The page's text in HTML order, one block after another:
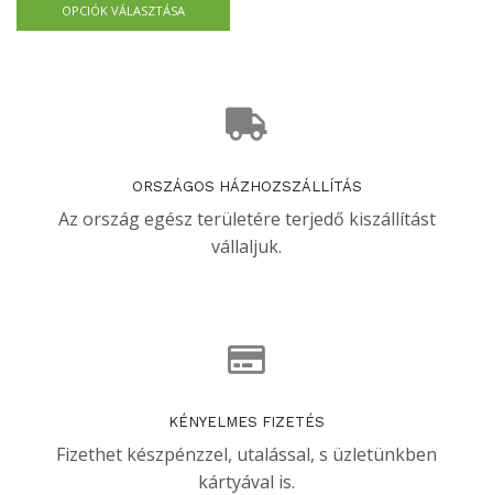
OPCIÓK VÁLASZTÁSA
ORSZÁGOS HÁZHOZSZÁLLÍTÁS
Az ország egész területére terjedő kiszállítást
vállaljuk.
KÉNYELMES FIZETÉS
Fizethet készpénzzel, utalással, s üzletünkben
kártyával is.